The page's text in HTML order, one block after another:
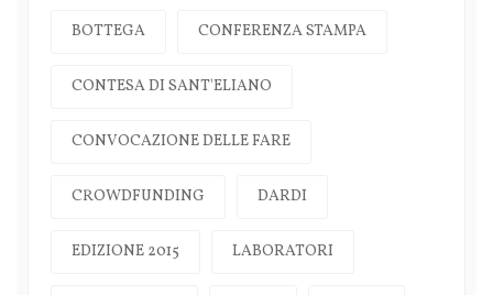
BOTTEGA CONFERENZA STAMPA
CONTESA DI SANT'ELIANO
CONVOCAZIONE DELLE FARE
CROWDFUNDING DARDI
EDIZIONE 2015 LABORATORI